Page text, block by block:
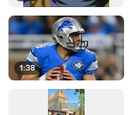
1:38